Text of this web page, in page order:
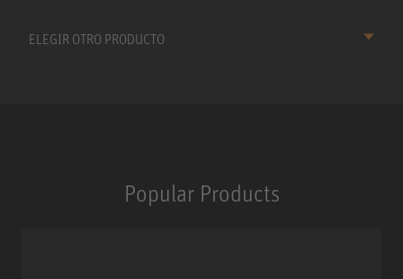
ELEGIR OTRO PRODUCTO
Popular Products